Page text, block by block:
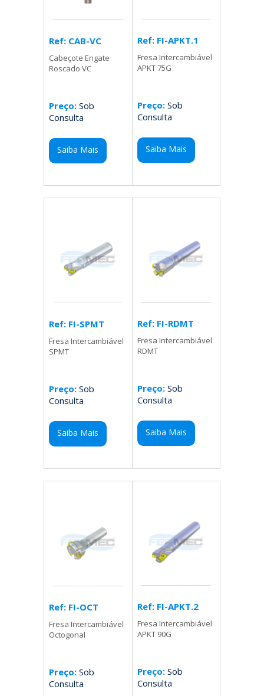
Ref: CAB-VC
Cabeçote Engate
Roscado VC
Preço: Sob
Consulta
Saiba Mais
Ref: FI-APKT.1
Fresa Intercambiável
APKT 75G
Preço:Sob
Consulta
Saiba Mais
Ref: FI-SPMT
Fresa Intercambiável
SPMT
Preço: Sob
Consulta
Saiba Mais
Ref: FI-RDMT
Fresa Intercambiável
RDMT
Preço:Sob
Consulta
Saiba Mais
Ref: FI-OCT
Fresa Intercambiável
Octogonal
Preço: Sob
Consulta
Ref: FI-APKT.2
Fresa Intercambiável
APKT 90G
Preço:Sob
Consulta